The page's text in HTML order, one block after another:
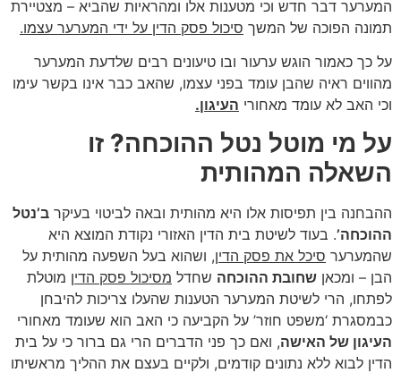
המערער דבר חדש וכי מטענות אלו ומהראיות שהביא – מצטיירת
תמונה הפוכה של המשך סיכול פסק הדין על ידי המערער עצמו.
על כך כאמור הוגש ערעור ובו טיעונים רבים שלדעת המערער
מהווים ראיה שהבן עומד בפני עצמו, שהאב כבר אינו בקשר עימו
וכי האב לא עומד מאחורי העיגון.
על מי מוטל נטל ההוכחה? זו
השאלה המהותית
ההבחנה בין תפיסות אלו היא מהותית ובאה לביטוי בעיקר ב’נטל
ההוכחה’. בעוד לשיטת בית הדין האזורי נקודת המוצא היא
שהמערער סיכל את פסק הדין, ושהוא בעל השפעה מהותית על
הבן – ומכאן שחובת ההוכחה שחדל מסיכול פסק הדין מוטלת
לפתחו, הרי לשיטת המערער הטענות שהעלו צריכות להיבחן
כבמסגרת ‘משפט חוזר’ על הקביעה כי האב הוא שעומד מאחורי
העיגון של האישה, ואם כך פני הדברים הרי גם ברור כי על בית
הדין לבוא ללא נתונים קודמים, ולקיים בעצם את ההליך מראשיתו